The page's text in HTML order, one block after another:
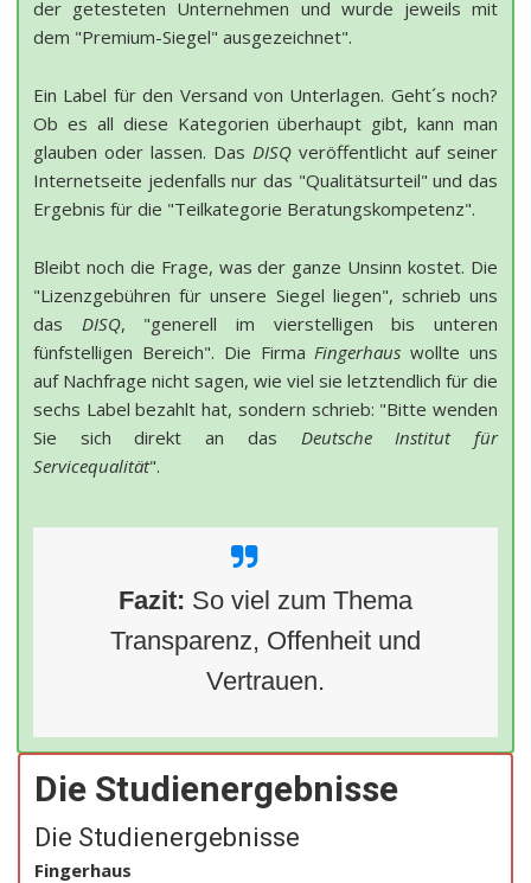
der getesteten Unternehmen und wurde jeweils mit
dem "Premium-Siegel" ausgezeichnet".
Ein Label für den Versand von Unterlagen. Geht´s noch?
Ob es all diese Kategorien überhaupt gibt, kann man
glauben oder lassen. Das DISQ veröffentlicht auf seiner
Internetseite jedenfalls nur das "Qualitätsurteil" und das
Ergebnis für die "Teilkategorie Beratungskompetenz".
Bleibt noch die Frage, was der ganze Unsinn kostet. Die
"Lizenzgebühren für unsere Siegel liegen", schrieb uns
das DISQ, "generell im vierstelligen bis unteren
fünfstelligen Bereich". Die Firma Fingerhaus wollte uns
auf Nachfrage nicht sagen, wie viel sie letztendlich für die
sechs Label bezahlt hat, sondern schrieb: "Bitte wenden
Sie sich direkt an das Deutsche Institut für
Servicequalität".
Fazit: So viel zum Thema
Transparenz, Offenheit und
Vertrauen.
Die Studienergebnisse
Die Studienergebnisse
Fingerhaus